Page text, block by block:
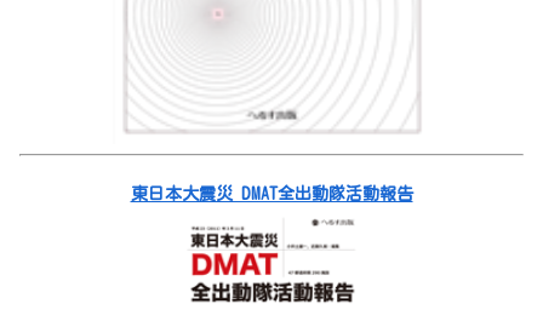
東日本大震災 DMAT全出動隊活動報告